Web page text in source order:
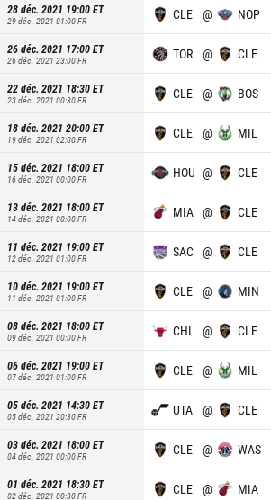
28 déc. 2021 19:00ET
29 déc. 2021 01:00FR CLE @ NOP
26 déc. 2021 17:00ET
26 déc. 2021 23:00FR TOR @ CLE
22 déc. 2021 18:30ET
23 déc. 2021 00:30FR CLE @ BOS
18 déc. 2021 20:00ET
19 déc. 2021 02:00FR CLE @ MIL
15 déc. 2021 18:00ET
16 déc. 2021 00:00FR HOU @ CLE
13 déc. 2021 18:00ET
14 déc. 2021 00:00FR MIA @ CLE
11 déc. 2021 19:00ET
12 déc. 2021 01:00FR SAC @ CLE
10 déc. 2021 19:00ET
11 déc. 2021 01:00FR CLE @ MIN
08 déc. 2021 18:00ET
09 déc. 2021 00:00FR CHI @ CLE
06 déc. 2021 19:00ET
07 déc. 2021 01:00FR CLE @ MIL
05 déc. 2021 14:30ET
05 déc. 2021 20:30FR UTA @ CLE
03 déc. 2021 18:00ET
04 déc. 2021 00:00FR CLE @ WAS
01 déc. 2021 18:30ET
02 déc. 2021 00:30FR CLE @ MIA